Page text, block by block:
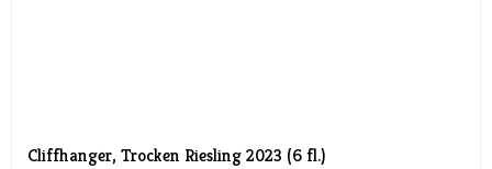
Cliffhanger, Trocken Riesling 2023 (6 fl.)